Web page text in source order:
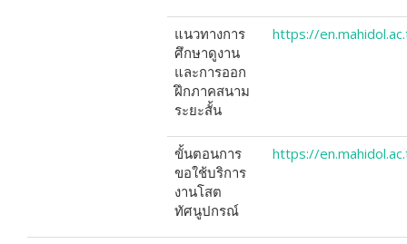
แนวทางการ
ศึกษาดูงาน
และการออก
ฝึกภาคสนาม
ระยะสั้น
https://
ขั้นตอนการ
ขอใช้บริการ
งานโสต
ทัศนูปกรณ์
https://